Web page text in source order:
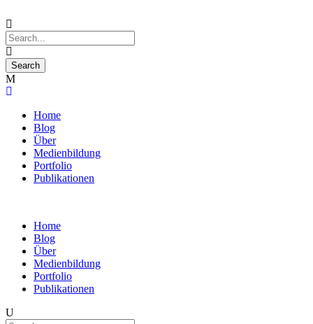
Home
Blog
Über
Medienbildung
Portfolio
Publikationen
Home
Blog
Über
Medienbildung
Portfolio
Publikationen